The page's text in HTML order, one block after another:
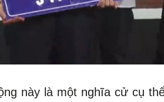
này là một nghĩa cử cụ